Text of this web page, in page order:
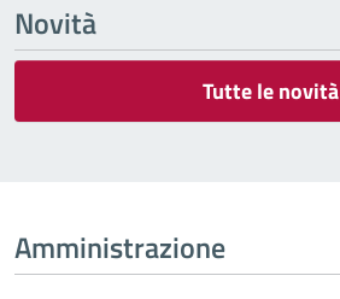
Novità
Tutte le novità
Amministrazione